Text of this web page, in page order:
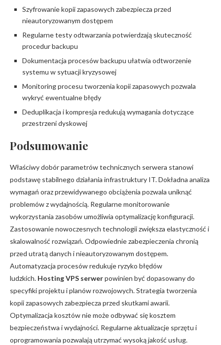
Szyfrowanie kopii zapasowych zabezpiecza przed
nieautoryzowanym dostępem
Regularne testy odtwarzania potwierdzają skuteczność
procedur backupu
Dokumentacja procesów backupu ułatwia odtworzenie
systemu w sytuacji kryzysowej
Monitoring procesu tworzenia kopii zapasowych pozwala
wykryć ewentualne błędy
Deduplikacja i kompresja redukują wymagania dotyczące
przestrzeni dyskowej
Podsumowanie
Właściwy dobór parametrów technicznych serwera stanowi
podstawę stabilnego działania infrastruktury IT. Dokładna analiza
wymagań oraz przewidywanego obciążenia pozwala uniknąć
problemów z wydajnością. Regularne monitorowanie
wykorzystania zasobów umożliwia optymalizację konfiguracji.
Zastosowanie nowoczesnych technologii zwiększa elastyczność i
skalowalność rozwiązań. Odpowiednie zabezpieczenia chronią
przed utratą danych i nieautoryzowanym dostępem.
Automatyzacja procesów redukuje ryzyko błędów
ludzkich. Hosting VPS serwerpowinien być dopasowany do
specyfiki projektu i planów rozwojowych. Strategia tworzenia
kopii zapasowych zabezpiecza przed skutkami awarii.
Optymalizacja kosztów nie może odbywać się kosztem
bezpieczeństwa i wydajności. Regularne aktualizacje sprzętu i
oprogramowania pozwalają utrzymać wysoką jakość usług.